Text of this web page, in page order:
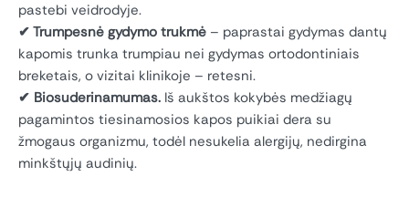
pastebi veidrodyje.
✔ Trumpesnė gydymo trukmė – paprastai gydymas dantų
kapomis trunka trumpiau nei gydymas ortodontiniais
breketais, o vizitai klinikoje – retesni.
✔ Biosuderinamumas. Iš aukštos kokybės medžiagų
pagamintos tiesinamosios kapos puikiai dera su
žmogaus organizmu, todėl nesukelia alergijų, nedirgina
minkštųjų audinių.